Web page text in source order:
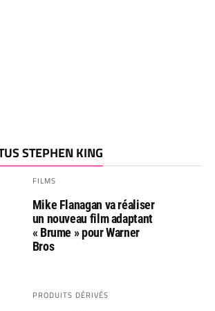
STEPHEN KING
FILMS
Mike Flanagan va réaliser
un nouveau film adaptant
« Brume » pour Warner
Bros
PRODUITS DÉRIVÉS